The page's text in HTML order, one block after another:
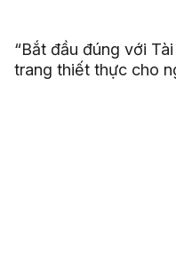
“Bắt đầu đúng với
trang thiết thực cho